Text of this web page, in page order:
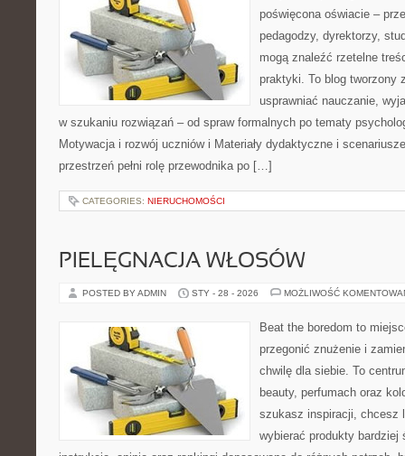
poświęcona oświacie –
pedagodzy, dyrektorzy,
mogą znaleźć rzetelne
praktyki. To blog tworzony
usprawniać nauczanie,
w szukaniu rozwiązań – od spraw formalnych po tematy
Motywacja i rozwój uczniów i Materiały dydaktyczne i
przestrzeń pełni rolę przewodnika po […]
CATEGORIES: NIERUCHOMOŚCI
PIELĘGNACJA WŁOSÓW
POSTED BY ADMIN STY - 28 - 2026 MOŻLIWOŚĆ
Beat the boredom to
przegonić znużenie i
chwilę dla siebie. To
beauty, perfumach oraz
szukasz inspiracji, chcesz
wybierać produkty bardziej